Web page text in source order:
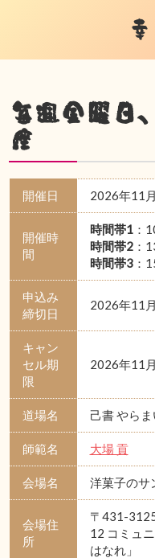
毎週金曜日
座
開催日 2026年11
開催時
間
時間帯1：
時間帯2：
時間帯3：
申込み
締切日
2026年11
キャン
セル期
限
2026年11
道場名 己書 やら
師範名 大場 貢
会場名 洋菓子のサ
会場住
所
〒431-
12 コミュ
はなれ」